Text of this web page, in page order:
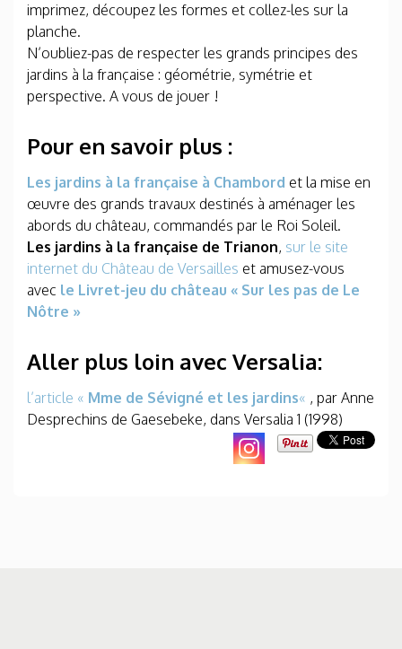
imprimez, découpez les formes et collez-les sur la
planche.
N’oubliez-pas de respecter les grands principes des
jardins à la française : géométrie, symétrie et
perspective. A vous de jouer !
Pour en savoir plus :
Les jardins à la française à Chambord et la mise en
œuvre des grands travaux destinés à aménager les
abords du château, commandés par le Roi Soleil.
Les jardins à la française de Trianon, sur le site
internet du Château de Versailles et amusez-vous
avec le Livret-jeu du château « Sur les pas de Le
Nôtre »
Aller plus loin avec Versalia:
l’article « Mme de Sévigné et les jardins« , par Anne
Desprechins de Gaesebeke, dans Versalia 1 (1998)